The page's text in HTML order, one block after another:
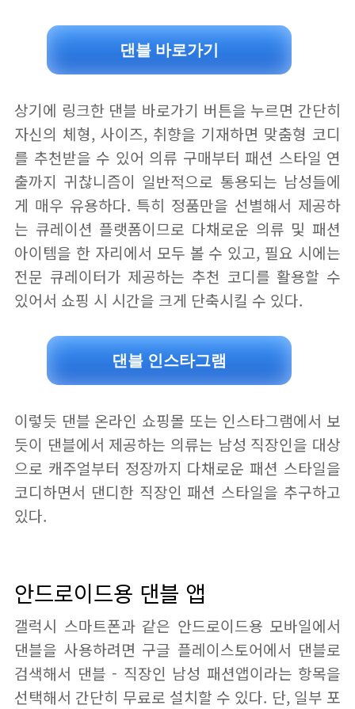
댄블 바로가기
상기에 링크한 댄블 바로가기 버튼을 누르면 간단히
자신의 체형, 사이즈, 취향을 기재하면 맞춤형 코디
를 추천받을 수 있어 의류 구매부터 패션 스타일 연
출까지 귀찮니즘이 일반적으로 통용되는 남성들에
게 매우 유용하다. 특히 정품만을 선별해서 제공하
는 큐레이션 플랫폼이므로 다채로운 의류 및 패션
아이템을 한 자리에서 모두 볼 수 있고, 필요 시에는
전문 큐레이터가 제공하는 추천 코디를 활용할 수
있어서 쇼핑 시 시간을 크게 단축시킬 수 있다.
댄블 인스타그램
이렇듯 댄블 온라인 쇼핑몰 또는 인스타그램에서 보
듯이 댄블에서 제공하는 의류는 남성 직장인을 대상
으로 캐주얼부터 정장까지 다채로운 패션 스타일을
코디하면서 댄디한 직장인 패션 스타일을 추구하고
있다.
안드로이드용 댄블 앱
갤럭시 스마트폰과 같은 안드로이드용 모바일에서
댄블을 사용하려면 구글 플레이스토어에서 댄블로
검색해서 댄블 - 직장인 남성 패션앱이라는 항목을
선택해서 간단히 무료로 설치할 수 있다. 단, 일부 포